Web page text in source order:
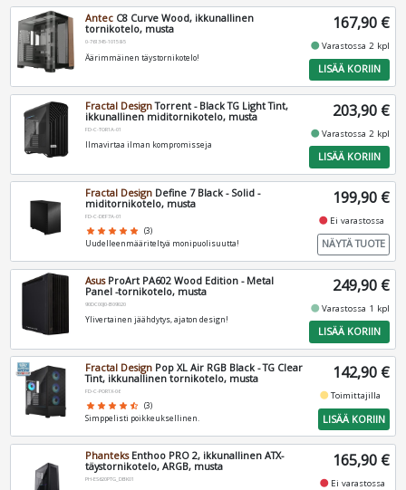
Antec C8 Curve Wood, ikkunallinen
tornikotelo, musta
0-761345-10158-5
Äärimmäinen täystornikotelo!
167,90 €
fiber_manual_recordVarastossa 2 kpl
LISÄÄ KORIIN
Fractal DesignTorrent - Black TG Light Tint,
ikkunallinen miditornikotelo, musta
FD-C-TOR1A-01
Ilmavirtaa ilman kompromisseja
203,90 €
fiber_manual_recordVarastossa 2 kpl
LISÄÄ KORIIN
Fractal Design Define 7 Black - Solid -
miditornikotelo, musta
FD-C-DEF7A-01
star star star star star (3)
Uudelleenmääriteltyä monipuolisuutta!
199,90 €
fiber_manual_record Ei varastossa
NÄYTÄ TUOTE
AsusProArt PA602 Wood Edition - Metal
Panel -tornikotelo, musta
90DC00J0-B09020
Ylivertainen jäähdytys, ajaton design!
249,90 €
fiber_manual_recordVarastossa 1 kpl
LISÄÄ KORIIN
Fractal Design Pop XL Air RGB Black - TG Clear
Tint, ikkunallinen tornikotelo, musta
FD-C-POR1X-06
star star star star star_half (3)
Simppelisti poikkeuksellinen.
142,90 €
fiber_manual_recordToimittajilla
LISÄÄ KORIIN
PhanteksEnthoo PRO 2, ikkunallinen ATX-
täystornikotelo, ARGB, musta
PH-ES620PTG_DBK01
165,90 €
fiber_manual_record Ei varastossa